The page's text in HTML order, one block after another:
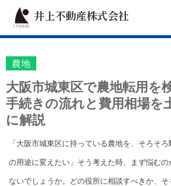
井上不動産株式会社
農地
大阪市城東区で農地転用を
手続きの流れと費用相場を
に解説
「大阪市城東区に持っている農地を、そろそ
の用途に変えたい」そう考えた時、まず悩む
ないでしょうか。どの役所に相談すべきか、